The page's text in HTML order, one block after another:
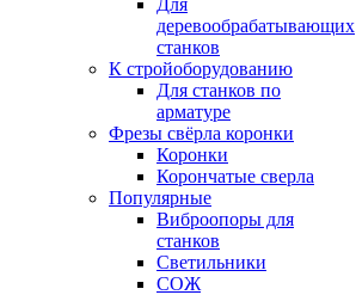
Для
деревообрабатывающих
станков
К стройоборудованию
Для станков по
арматуре
Фрезы свёрла коронки
Коронки
Корончатые сверла
Популярные
Виброопоры для
станков
Светильники
СОЖ